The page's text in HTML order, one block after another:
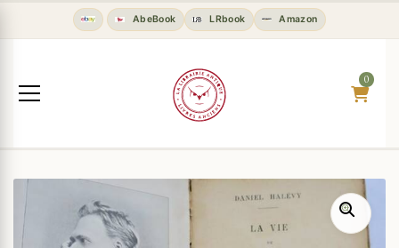
AbeBook LRbook Amazon
0